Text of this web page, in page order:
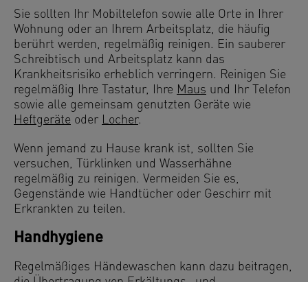
Sie sollten Ihr Mobiltelefon sowie alle Orte in Ihrer
Wohnung oder an Ihrem Arbeitsplatz, die häufig
berührt werden, regelmäßig reinigen. Ein sauberer
Schreibtisch und Arbeitsplatz kann das
Krankheitsrisiko erheblich verringern. Reinigen Sie
regelmäßig Ihre Tastatur, Ihre Maus und Ihr Telefon
sowie alle gemeinsam genutzten Geräte wie
Heftgeräte oder Locher.
Wenn jemand zu Hause krank ist, sollten Sie
versuchen, Türklinken und Wasserhähne
regelmäßig zu reinigen. Vermeiden Sie es,
Gegenstände wie Handtücher oder Geschirr mit
Erkrankten zu teilen.
Handhygiene
Regelmäßiges Händewaschen kann dazu beitragen,